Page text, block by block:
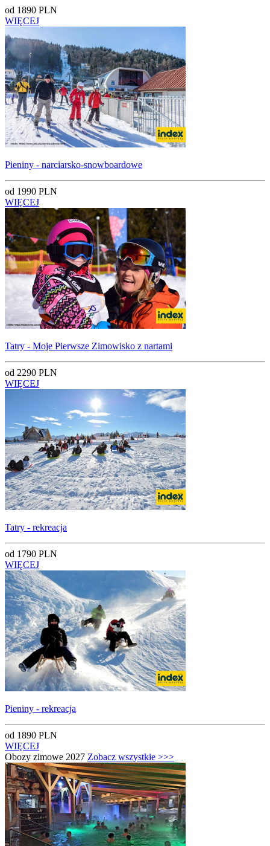
od 1890 PLN
WIĘCEJ
Pieniny - narciarsko-snowboardowe
od 1990 PLN
WIĘCEJ
Tatry - Moje Pierwsze Zimowisko z nartami
od 2290 PLN
WIĘCEJ
Tatry - rekreacja
od 1790 PLN
WIĘCEJ
Pieniny - rekreacja
od 1890 PLN
WIĘCEJ
Obozy zimowe 2027 Zobacz wszystkie >>>